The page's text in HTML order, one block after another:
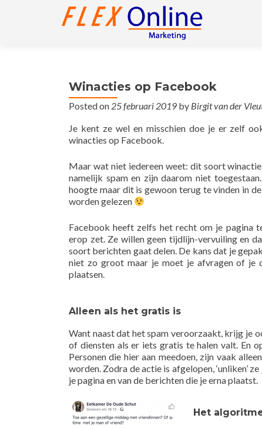
Winacties op Facebook
Posted on 25 februari 2019 by Birgit van der
Je kent ze wel en misschien doe je er zelf
winacties op Facebook.
Maar wat niet iedereen weet: dit soort
namelijk spam en zijn daarom niet
hoogte maar dit is gewoon terug te vinden in
worden gelezen
Facebook heeft zelfs het recht om je pagina
erop zet. Ze willen geen tijdlijn-vervuiling en
soort berichten gaat delen. De kans dat je
niet zo groot maar je moet je afvragen of
plaatsen.
Alleen als het gratis is
Want naast dat het spam veroorzaakt, krijg je
of diensten als er iets gratis te halen valt. En
Personen die hier aan meedoen, zijn vaak
worden. Zodra de actie is afgelopen, ‘unliken’
je pagina en van de berichten die je erna plaatst.
Het